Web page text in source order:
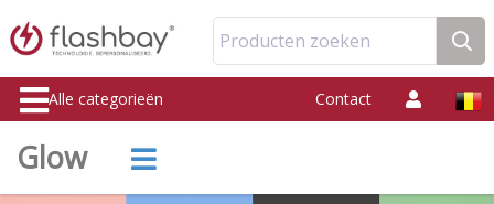
Producten zoeken
Alle categorieën Contact
Glow